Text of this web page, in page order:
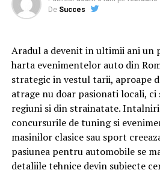
între ei.
Cu râs pe săturate, surprize și
comedia independentă „În
cinematografele din toată țara
Spectatorilor li s-a pregătit o
12 februarie: o seară specială
mai multe cinematografe din
toți cei care cumpără un bilet la
De Succes
Aradul a devenit in ultimii ani un
harta evenimentelor auto din
strategic in vestul tarii, aproape
atrage nu doar pasionati locali,
regiuni si din strainatate.
concursurile de tuning si
masinilor clasice sau sport
pasiunea pentru automobile se
detaliile tehnice devin subiecte